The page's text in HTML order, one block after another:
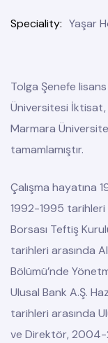
Speciality Yaşar
Tolga Şenefe
Üniversitesi İktisat,
Marmara
tamamlamıştır.
Çalışma hayatına
1992-1995 tarihleri
Borsası Teftiş
tarihleri arasında
Bölümü’nde
Ulusal Bank A.Ş.
tarihleri arasında
ve Direktör,